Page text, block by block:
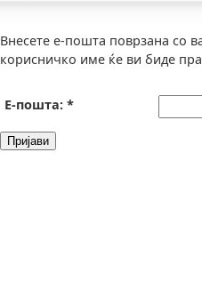
Внесете е-пошта поврзана со
корисничко име ќе ви биде
Е-пошта:*
Пријави